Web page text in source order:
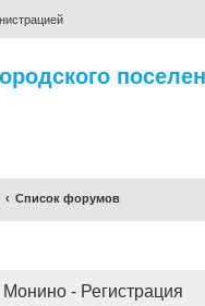
Список форумов
- Регистрация